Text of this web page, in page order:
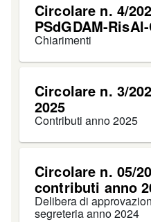
Circolare n. 4/
PSdGDAM-
Chiarimenti
Circolare n. 3/
2025
Contributi anno 2025
Circolare n. 05/
contributi anno
Delibera di
segreteria anno 2024